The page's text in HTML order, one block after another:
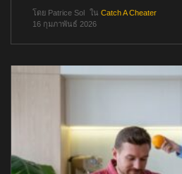
โดย Patrice Sol ใน Catch A Cheater
16 กุมภาพันธ์ 2026